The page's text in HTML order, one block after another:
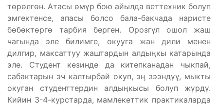
төрөлгөн. Атасы өмүр бою айылда веттехник болуп
эмгектенсе, апасы болсо бала-бакчада наристе
бөбөктөргө тарбия берген. Орозгүл ошол жаш
чагында эле билимге, окууга жан дили менен
дилгир, максаттуу жаштардын алдыӊкы катарында
эле. Студент кезинде да китепканадан чыкпай,
сабактарын эч калтырбай окуп, эӊ зээндүү, мыкты
окуган студенттердин алдыӊкысы болуп жүрдү.
Кийин 3-4-курстарда, мамлекеттик практикаларда